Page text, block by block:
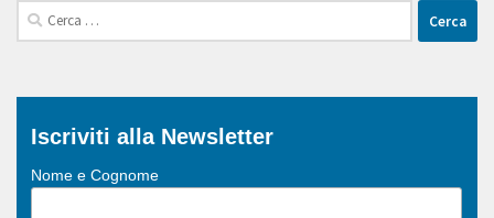
Ricerca
per:
Iscriviti alla Newsletter
Nome e Cognome